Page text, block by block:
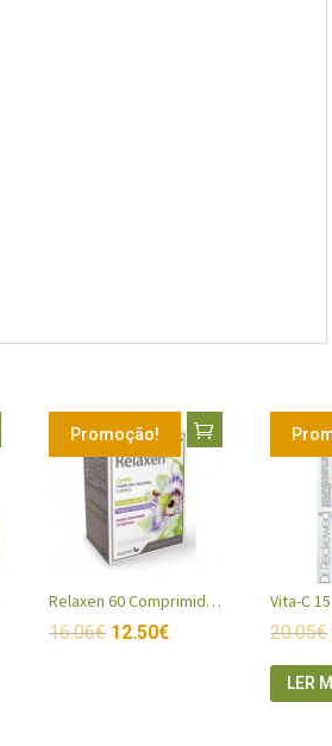
Promoção!
Relaxen 60 Comprimidos
16.06€ 12.50€
Vita-C
20.05€
LER